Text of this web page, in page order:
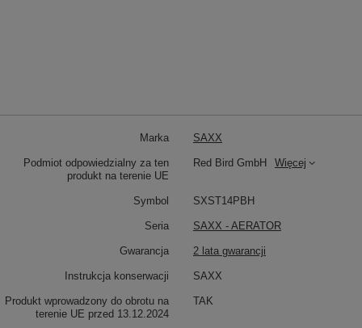
Marka SAXX
Podmiot odpowiedzialny za ten
produkt na terenie UE
Red Bird GmbH Więcej
Symbol SXST14PBH
Seria SAXX - AERATOR
Gwarancja 2 lata gwarancji
Instrukcja konserwacji SAXX
Produkt wprowadzony do obrotu na
terenie UE przed 13.12.2024
TAK